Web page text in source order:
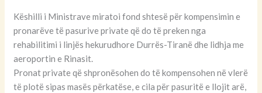
Këshilli i Ministrave miratoi fond shtesë për kompensimin e
pronarëve të pasurive private që do të preken nga
rehabilitimi i linjës hekurudhore Durrës-Tiranë dhe lidhja me
aeroportin e Rinasit.
Pronat private që shpronësohen do të kompensohen në vlerë
të plotë sipas masës përkatëse, e cila për pasuritë e llojit arë,